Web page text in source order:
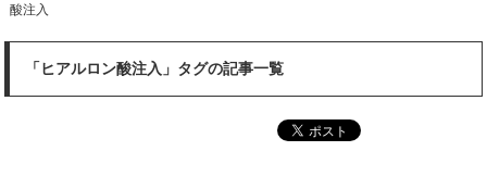
酸注入
「ヒアルロン酸注入」タグの記事一覧